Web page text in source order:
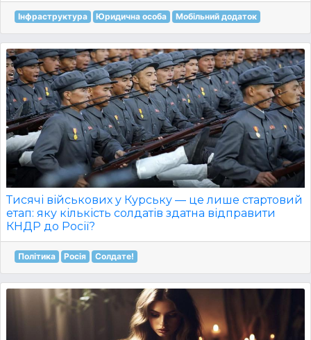
Інфраструктура Юридична особа Мобільний додаток
Тисячі військових у Курську — це лише стартовий
етап: яку кількість солдатів здатна відправити
КНДР до Росії?
Політика Росія Солдате!